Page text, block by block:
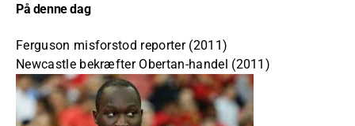
På denne dag
Ferguson misforstod reporter (2011)
Newcastle bekræfter Obertan-handel (2011)